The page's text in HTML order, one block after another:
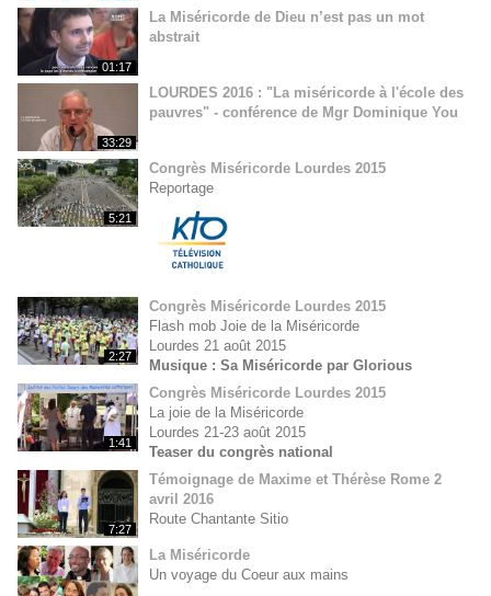
01:17
La Miséricorde de Dieu n’est pas un mot
abstrait
33:29
LOURDES 2016 : "La miséricorde à l'école des
pauvres" - conférence de Mgr Dominique You
5:21
Congrès Miséricorde Lourdes 2015
Reportage
2:27
Congrès Miséricorde Lourdes 2015
Flash mob Joie de la Miséricorde
Lourdes 21 août 2015
Musique : Sa Miséricorde par Glorious
1:41
Congrès Miséricorde Lourdes 2015
La joie de la Miséricorde
Lourdes 21-23 août 2015
Teaser du congrès national
7:27
Témoignage de Maxime et Thérèse Rome 2
avril 2016
Route Chantante Sitio
La Miséricorde
Un voyage du Coeur aux mains